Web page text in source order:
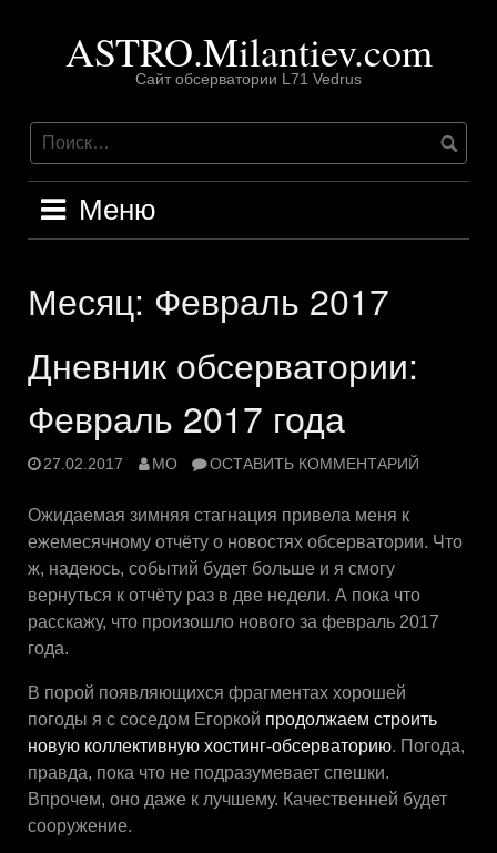
содержимомуASTRO.Milantiev.com
Сайт обсерватории L71 Vedrus
Меню
Месяц: Февраль 2017
Дневник обсерватории:
Февраль 2017 года
27.02.2017 MO ОСТАВИТЬ КОММЕНТАРИЙ
Ожидаемая зимняя стагнация привела меня к
ежемесячному отчёту о новостях обсерватории. Что
ж, надеюсь, событий будет больше и я смогу
вернуться к отчёту раз в две недели. А пока что
расскажу, что произошло нового за февраль 2017
года.
В порой появляющихся фрагментах хорошей
погоды я с соседом Егоркой продолжаем строить
новую коллективную хостинг-обсерваторию. Погода,
правда, пока что не подразумевает спешки.
Впрочем, оно даже к лучшему. Качественней будет
сооружение.